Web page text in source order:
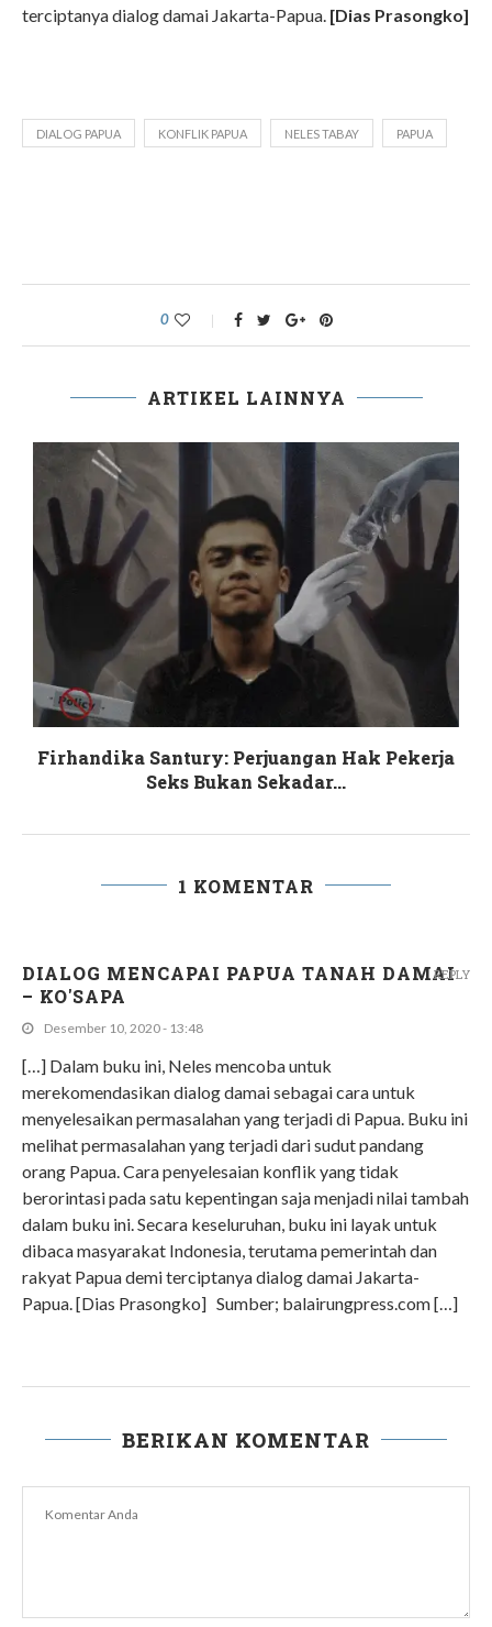
terciptanya dialog damai Jakarta-Papua. [Dias Prasongko]
DIALOG PAPUA KONFLIK PAPUA NELES TABAY PAPUA
0
ARTIKEL LAINNYA
Firhandika Santury: Perjuangan Hak Pekerja
Seks Bukan Sekadar...
1 KOMENTAR
DIALOG MENCAPAI PAPUA TANAH DAMAI
– KO'SAPA
Desember 10, 2020 - 13:48
[…] Dalam buku ini, Neles mencoba untuk
merekomendasikan dialog damai sebagai cara untuk
menyelesaikan permasalahan yang terjadi di Papua. Buku ini
melihat permasalahan yang terjadi dari sudut pandang
orang Papua. Cara penyelesaian konflik yang tidak
berorintasi pada satu kepentingan saja menjadi nilai tambah
dalam buku ini. Secara keseluruhan, buku ini layak untuk
dibaca masyarakat Indonesia, terutama pemerintah dan
rakyat Papua demi terciptanya dialog damai Jakarta-
Papua. [Dias Prasongko] Sumber; balairungpress.com […]
REPLY
BERIKAN KOMENTAR